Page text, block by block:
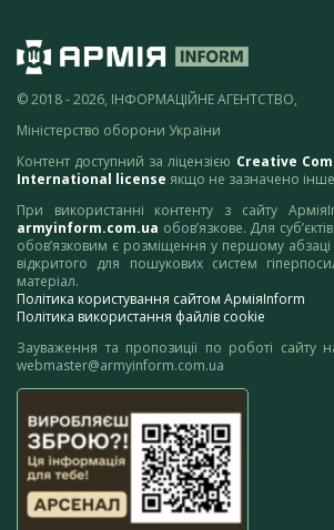
© 2018 - 2026, ІНФОРМАЦІЙНЕ АГЕНТСТВО,
Міністерство оборони України
Контент доступний за ліцензією Creative
International license якщо не зазначено
При використанні контенту з сайту
armyinform.com.ua обов’язкове. Для
обов’язковим є розміщення у першому абзаці
відкритого для пошукових систем
матеріал.
Політика користування сайтом АрміяInform
Політика використання файлів cookie
Зауваження та пропозиції по роботі сайту
webmaster@armyinform.com.ua